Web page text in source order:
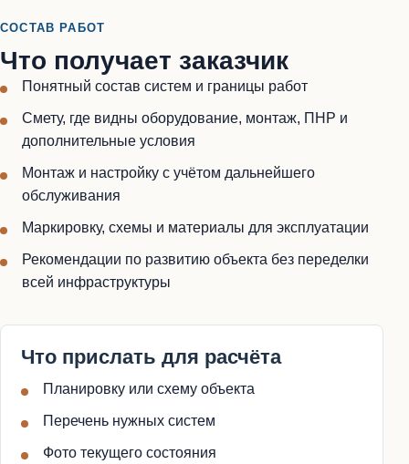
СОСТАВ РАБОТ
Что получает заказчик
Понятный состав систем и границы работ
Смету, где видны оборудование, монтаж, ПНР и
дополнительные условия
Монтаж и настройку с учётом дальнейшего
обслуживания
Маркировку, схемы и материалы для эксплуатации
Рекомендации по развитию объекта без переделки
всей инфраструктуры
Что прислать для расчёта
Планировку или схему объекта
Перечень нужных систем
Фото текущего состояния